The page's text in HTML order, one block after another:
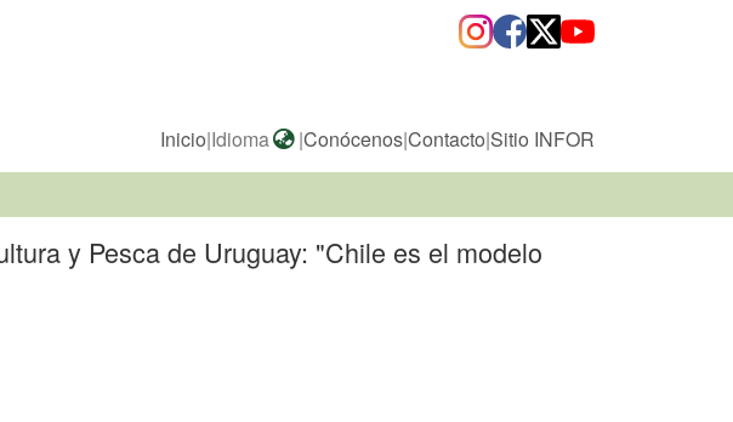
Inicio|Idioma |Conócenos|Contacto|Sitio INFOR
y Pesca de Uruguay: "Chile es el modelo